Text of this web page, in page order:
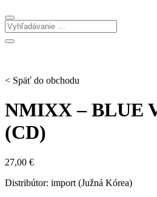
< Späť do obchodu
NMIXX – BLUE
(CD)
27,00 €
Distribútor: import (Južná Kórea)